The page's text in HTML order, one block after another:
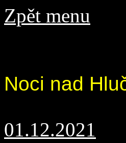
Zpět menu
Noci nad
01.12.2021